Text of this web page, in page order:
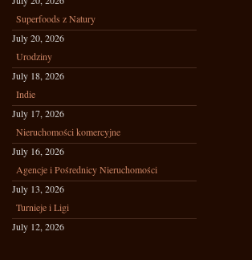
Superfoods z Natury
July 20, 2026
Urodziny
July 18, 2026
Indie
July 17, 2026
Nieruchomości komercyjne
July 16, 2026
Agencje i Pośrednicy Nieruchomości
July 13, 2026
Turnieje i Ligi
July 12, 2026